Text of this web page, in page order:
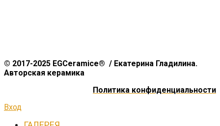
© 2017-2025 EGCeramice® / Екатерина Гладилина.
Авторская керамика
Политика конфиденциальности
Вход